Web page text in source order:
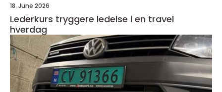
18. June 2026
Lederkurs tryggere ledelse i en travel
hverdag